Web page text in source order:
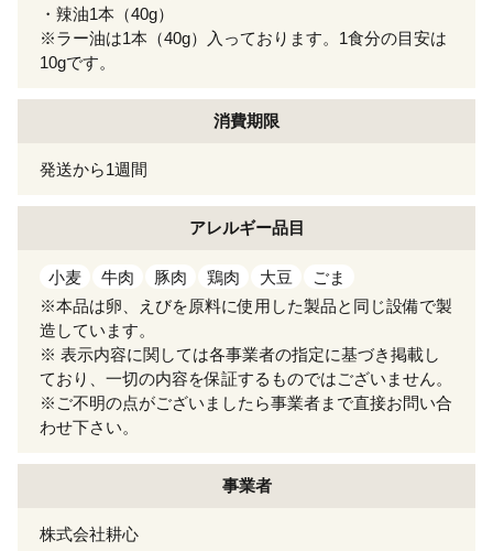
・辣油1本（40g）
※ラー油は1本（40g）入っております。1食分の目安は
10gです。
消費期限
発送から1週間
アレルギー品目
小麦 牛肉 豚肉 鶏肉 大豆
ごま
※本品は卵、えびを原料に使用した製品と同じ設備で製
造しています。
※ 表示内容に関しては各事業者の指定に基づき掲載し
ており、一切の内容を保証するものではございません。
※ご不明の点がございましたら事業者まで直接お問い合
わせ下さい。
事業者
株式会社耕心